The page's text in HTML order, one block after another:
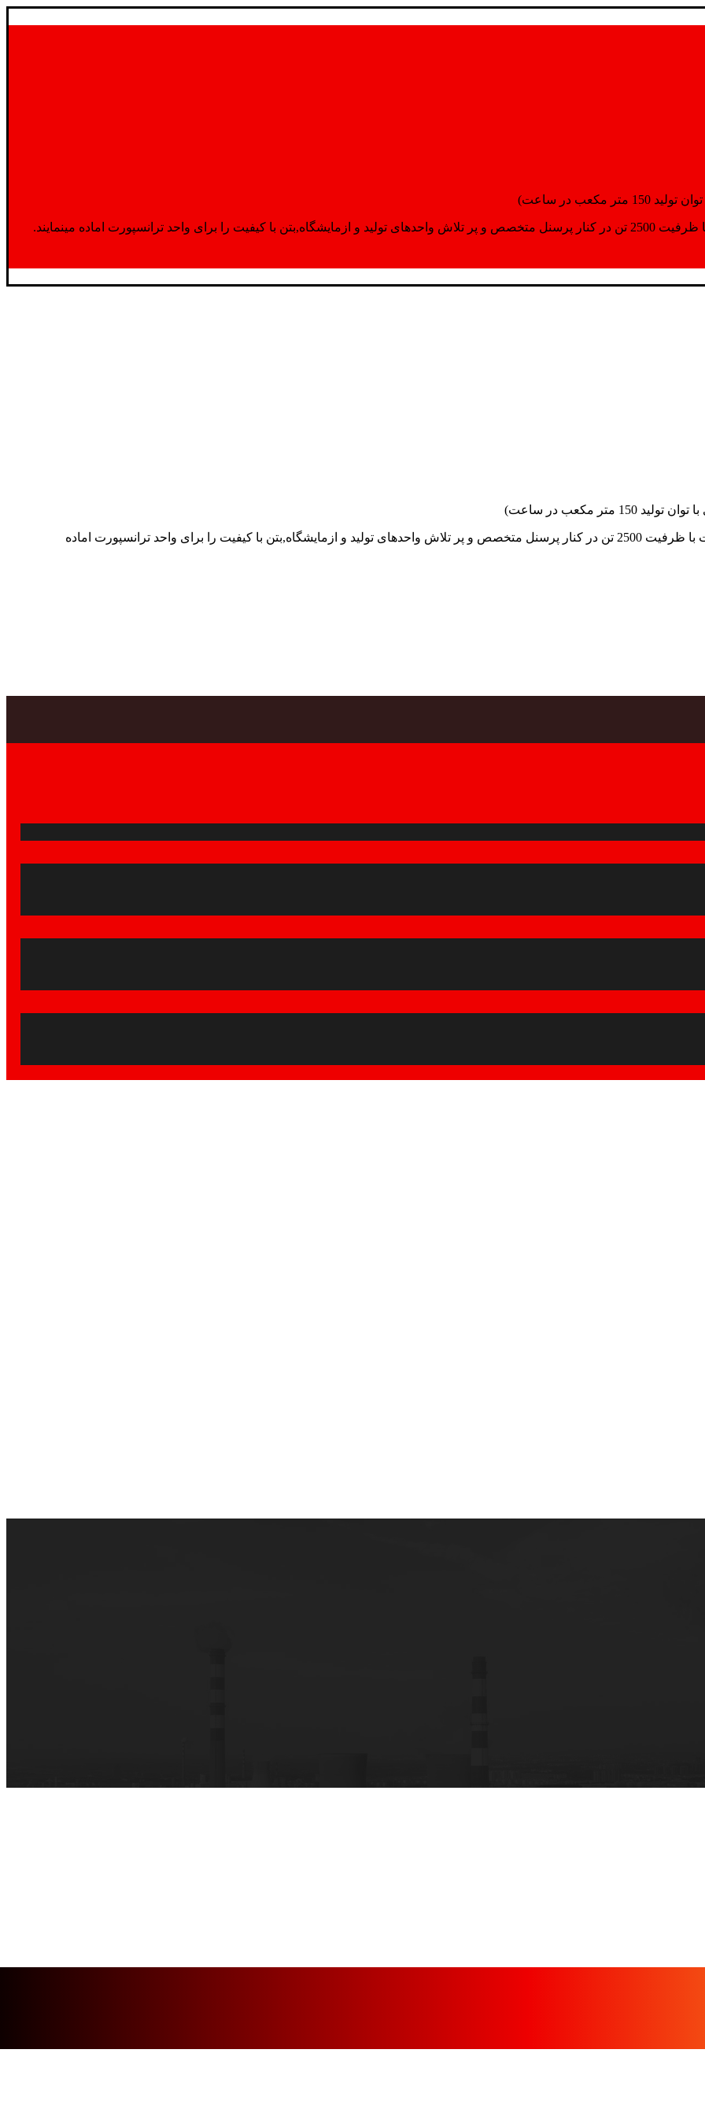
اماده مینمایند.
جهاد بتن با فضای کارگاهی و به کار گیری سه دستگاه بچینگ پلانت با ظرفیت 2500 تن در کنار پرسنل متخصص و پر تلاش واحدهای تولید و ازمایشگاه,بتن با کیفیت را برای واحد ترانسپورت اماده